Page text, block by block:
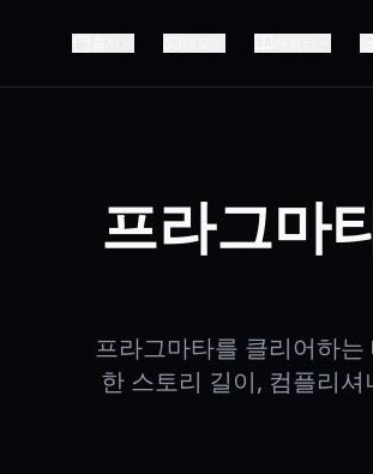
프라그마
프라그마타를 클리어하는
한 스토리 길이, 컴플리